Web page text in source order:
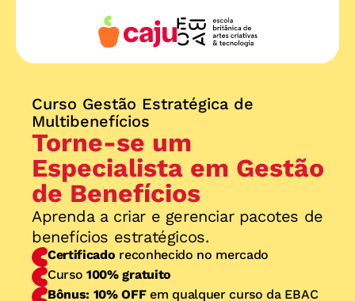
Curso Gestão Estratégica de
Multibenefícios
Torne-se um
Especialista em Gestão
de Benefícios
Aprenda a criar e gerenciar pacotes de
benefícios estratégicos.
Certificado reconhecido no mercado
Curso 100% gratuito
Bônus: 10% OFF em qualquer curso da EBAC